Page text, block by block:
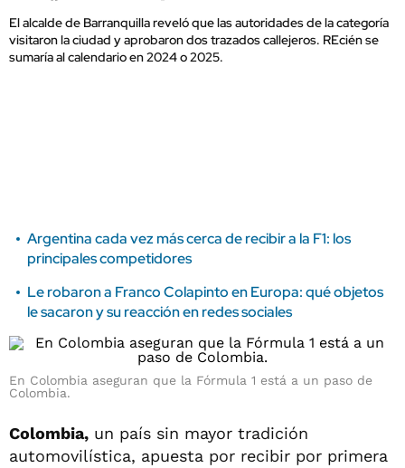
El alcalde de Barranquilla reveló que las autoridades de la categoría
visitaron la ciudad y aprobaron dos trazados callejeros. REcién se
sumaría al calendario en 2024 o 2025.
Argentina cada vez más cerca de recibir a la F1: los
principales competidores
Le robaron a Franco Colapinto en Europa: qué objetos
le sacaron y su reacción en redes sociales
En Colombia aseguran que la Fórmula 1 está a un paso de
Colombia.
Colombia, un país sin mayor tradición
automovilística, apuesta por recibir por primera